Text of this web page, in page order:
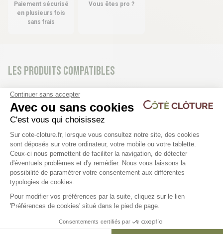
Paiement sécurisé
en plusieurs fois
sans frais
Vous êtes pro ?
Les produits compatibles
Clôture panneau rigide - PRO 4/5
23,53 €
Clôture panneau rigide
Maille 200x55mm |
21,30 €
Continuer sans accepter
Avec ou sans cookies
C'est vous qui choisissez
Plateforme de Gestion du
Sur cote-cloture.fr, lorsque vous consultez notre site, des cookies
sont déposés sur votre ordinateur, votre mobile ou votre tablette.
Ceux-ci nous permettent de faciliter la navigation, de détecter
d'éventuels problèmes et d'y remédier. Nous vous laissons la
possibilité de paramétrer votre consentement aux différentes
typologies de cookies.
Pour modifier vos préférences par la suite, cliquez sur le lien
'Préférences de cookies' situé dans le pied de page.
Consentements certifiés par
Axeptio consent